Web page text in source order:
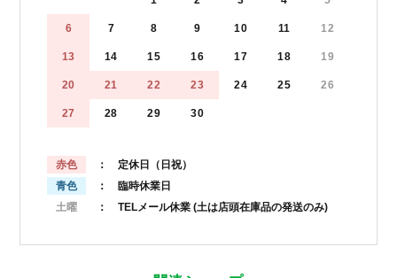
6 7 8 9 10 11 12
13 14 15 16 17 18 19
20 21 22 23 24 25 26
27 28 29 30
赤色
： 定休日（日祝）
青色
： 臨時休業日
土曜
： TELメール休業 (土は店頭在庫品の発送のみ)